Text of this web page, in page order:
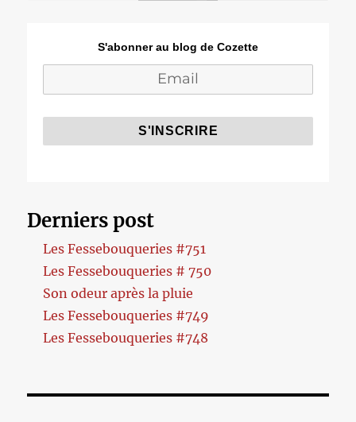
S'abonner au blog de Cozette
Derniers post
Les Fessebouqueries #751
Les Fessebouqueries # 750
Son odeur après la pluie
Les Fessebouqueries #749
Les Fessebouqueries #748